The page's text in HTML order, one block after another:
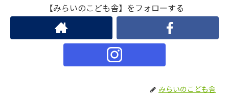
【みらいのこども舎】をフォローする
みらいのこども舎